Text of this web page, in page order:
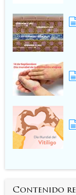
Contenido